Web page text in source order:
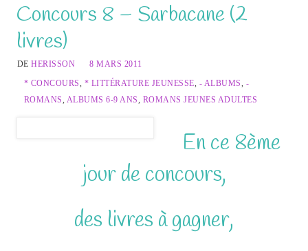
Concours 8 – Sarbacane (2
livres)
DEHERISSON
8 MARS 2011
* CONCOURS, * LITTÉRATURE JEUNESSE, - ALBUMS, -
ROMANS, ALBUMS 6-9 ANS, ROMANS JEUNES ADULTES
En ce 8ème
jour de concours,
des livres à gagner,